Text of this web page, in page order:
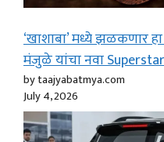
‘खाशाबा’ मध्ये झळकणार
मंजुळे यांचा नवा
by taajyabatmya.com
July 4, 2026